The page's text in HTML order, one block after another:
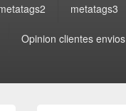
metatags3
Opinion clientes envios